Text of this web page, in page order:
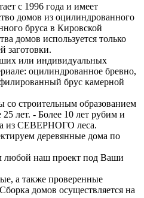
с 1996 года и имеет
домов из оцилиндрованного
бруса в Кировской
домов используется только
или индивидуальных
оцилиндрованное бревно,
брус камерной
со строительным образованием
лет. - Более 10 лет рубим и
из СЕВЕРНОГО леса.
деревянные дома по
наш проект под Ваши
а также проверенные
домов осуществляется на